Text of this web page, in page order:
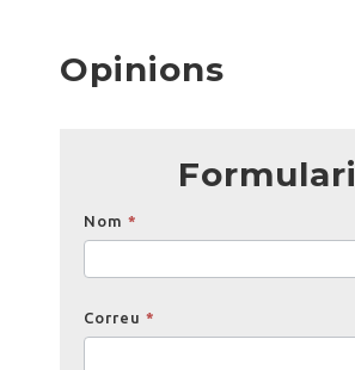
Opinions
Formulari
Opinions
Nom *
Correu *